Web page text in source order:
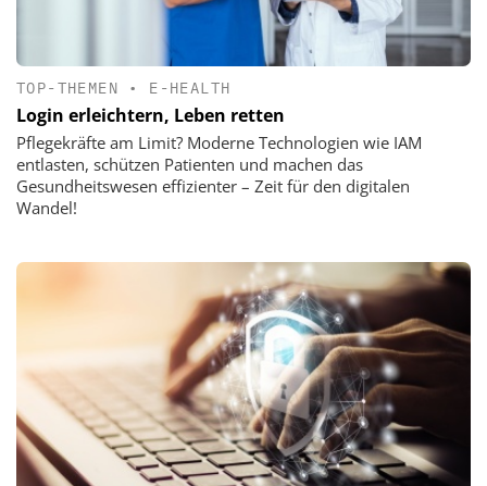
TOP-THEMEN • E-HEALTH
Login erleichtern, Leben retten
Pflegekräfte am Limit? Moderne Technologien wie IAM
entlasten, schützen Patienten und machen das
Gesundheitswesen effizienter – Zeit für den digitalen
Wandel!